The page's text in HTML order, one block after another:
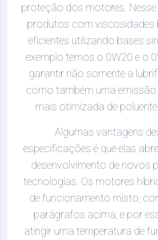
proteção dos motores.
produtos com viscosidades
eficientes utilizando bases
exemplo temos o 0W20 e o
garantir não somente a
como também uma emissão
mais otimizada de
Algumas vantagens
especificações é que elas
desenvolvimento de novos
tecnologias. Os motores
de funcionamento misto,
parágrafos acima, e por
atingir uma temperatura de